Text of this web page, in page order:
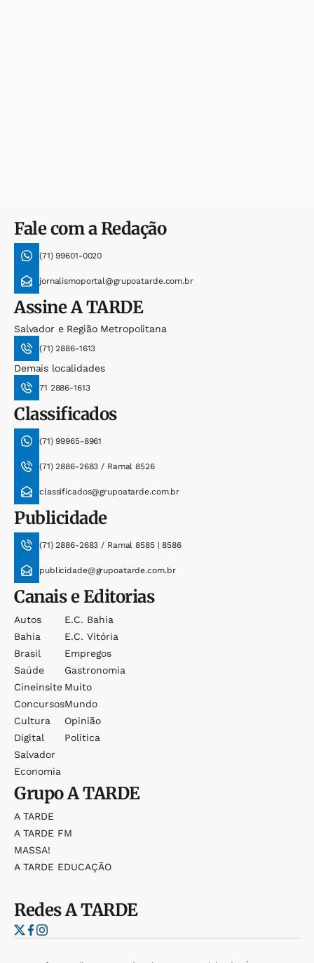
Fale com a Redação
(71) 99601-0020
jornalismoportal@grupoatarde.com.br
AssineA TARDE
Salvador e Região Metropolitana
(71) 2886-1613
Demais localidades
71 2886-1613
Classificados
(71) 99965-8961
(71) 2886-2683 / Ramal 8526
classificados@grupoatarde.com.br
Publicidade
(71) 2886-2683 / Ramal 8585 | 8586
publicidade@grupoatarde.com.br
Canais e Editorias
Autos
Bahia
Brasil
Saúde
Cineinsite
Concursos
Cultura
Digital
Salvador
Economia
E.c. Bahia
E.c. Vitória
Empregos
Gastronomia
Muito
Mundo
Opinião
Política
GrupoA TARDE
A TARDE
A TARDE FM
MASSA!
A TARDE EDUCAÇÃO
RedesA TARDE